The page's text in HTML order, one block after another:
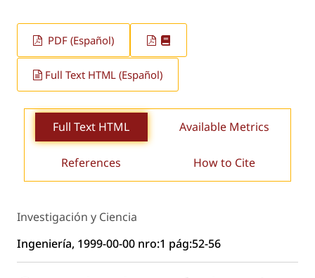
PDF (Español)
Full Text HTML (Español)
Full Text HTML Available Metrics
References How to Cite
Investigación y Ciencia
Ingeniería, 1999-00-00 nro:1 pág:52-56